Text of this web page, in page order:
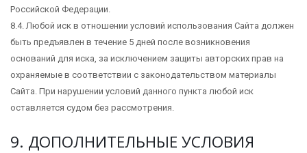
Российской Федерации.
8.4. Любой иск в отношении условий использования Сайта должен
быть предъявлен в течение 5 дней после возникновения
оснований для иска, за исключением защиты авторских прав на
охраняемые в соответствии с законодательством материалы
Сайта. При нарушении условий данного пункта любой иск
оставляется судом без рассмотрения.
9. ДОПОЛНИТЕЛЬНЫЕ УСЛОВИЯ